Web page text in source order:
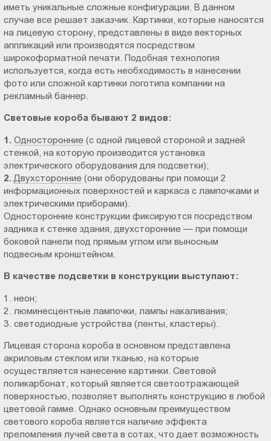
иметь уникальные сложные конфигурации. В данном
случае все решает заказчик. Картинки, которые наносятся
на лицевую сторону, представлены в виде векторных
аппликаций или производятся посредством
широкоформатной печати. Подобная технология
используется, когда есть необходимость в нанесении
фото или сложной картинки логотипа компании на
рекламный баннер.
Световые короба бывают 2 видов:
1.Односторонние (с одной лицевой стороной и задней
стенкой, на которую производится установка
электрического оборудования для подсветки);
2.Двухсторонние (они оборудованы при помощи 2
информационных поверхностей и каркаса с лампочками и
электрическими приборами).
Односторонние конструкции фиксируются посредством
задника к стенке здания, двухсторонние — при помощи
боковой панели под прямым углом или выносным
подвесным кронштейном.
В качестве подсветки в конструкции выступают:
1. неон;
2. люминесцентные лампочки, лампы накаливания;
3. светодиодные устройства (ленты, кластеры).
Лицевая сторона короба в основном представлена
акриловым стеклом или тканью, на которые
осуществляется нанесение картинки. Световой
поликарбонат, который является светоотражающей
поверхностью, позволяет выполнять конструкцию в любой
цветовой гамме. Однако основным преимуществом
светового короба является наличие эффекта
преломления лучей света в сотах, что дает возможность